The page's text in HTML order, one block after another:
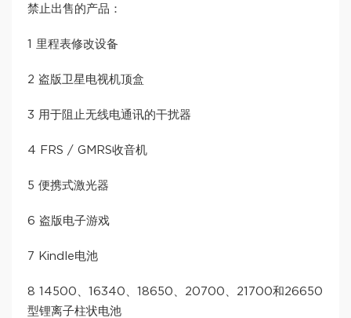
禁止出售的产品：
1 里程表修改设备
2 盗版卫星电视机顶盒
3 用于阻止无线电通讯的干扰器
4 FRS / GMRS收音机
5 便携式激光器
6 盗版电子游戏
7 Kindle电池
8 14500、16340、18650、20700、21700和26650
型锂离子柱状电池